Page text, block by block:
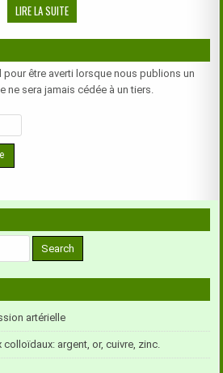
LIRE LA SUITESOIGNER
SON
FOIE
DE
MANIÈRE
NATURELLE
pour être averti lorsque nous publions un
ne sera jamais cédée à un tiers.
artérielle
argent, or, cuivre, zinc.